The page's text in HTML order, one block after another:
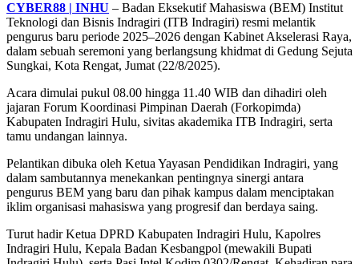
CYBER88 | INHU – Badan Eksekutif Mahasiswa (BEM) Institut
Teknologi dan Bisnis Indragiri (ITB Indragiri) resmi melantik
pengurus baru periode 2025–2026 dengan Kabinet Akselerasi Raya,
dalam sebuah seremoni yang berlangsung khidmat di Gedung Sejuta
Sungkai, Kota Rengat, Jumat (22/8/2025).
Acara dimulai pukul 08.00 hingga 11.40 WIB dan dihadiri oleh
jajaran Forum Koordinasi Pimpinan Daerah (Forkopimda)
Kabupaten Indragiri Hulu, sivitas akademika ITB Indragiri, serta
tamu undangan lainnya.
Pelantikan dibuka oleh Ketua Yayasan Pendidikan Indragiri, yang
dalam sambutannya menekankan pentingnya sinergi antara
pengurus BEM yang baru dan pihak kampus dalam menciptakan
iklim organisasi mahasiswa yang progresif dan berdaya saing.
Turut hadir Ketua DPRD Kabupaten Indragiri Hulu, Kapolres
Indragiri Hulu, Kepala Badan Kesbangpol (mewakili Bupati